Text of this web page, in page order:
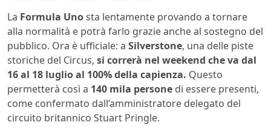
La Formula Unosta lentamente provando a tornare
alla normalità e potrà farlo grazie anche al sostegno del
pubblico. Ora è ufficiale: a Silverstone, una delle piste
storiche del Circus, si correrà nel weekend che va dal
16 al 18 luglio al 100% della capienza. Questo
permetterà così a 140 mila persone di essere presenti,
come confermato dall’amministratore delegato del
circuito britannico Stuart Pringle.